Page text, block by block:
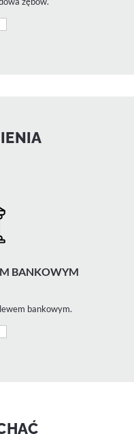
BANKOWYM
bankowym.